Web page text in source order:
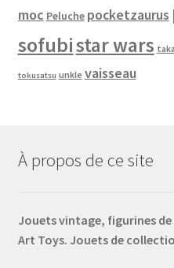
moc Peluche pocketzaurus
sofubistar wars
tokusatsu unkle vaisseau
À propos de ce site
Jouets vintage, figurines
Art Toys. Jouets de